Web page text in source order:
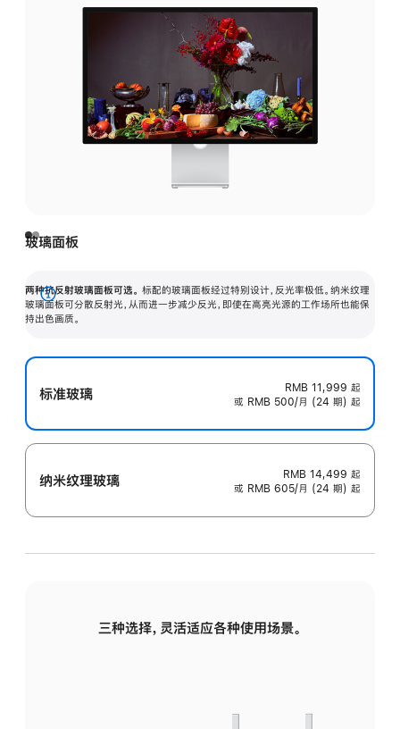
玻璃面板
两种抗反射玻璃面板可选。 标配的玻璃面板经过特别设计，反光率极低。纳米纹理
玻璃面板可分散反射光，从而进一步减少反光，即使在高亮光源的工作场所也能保
持出色画质。
展
开
标准玻璃 RMB 11,999 起
或 RMB 500/月 (24 期) 起
纳米纹理玻璃 RMB 14,499 起
或 RMB 605/月 (24 期) 起
三种选择，灵活适应各种使用场景。